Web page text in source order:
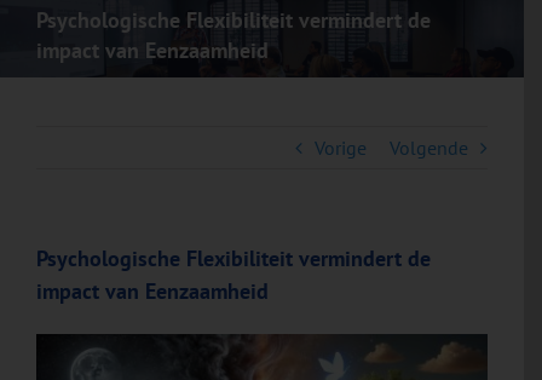
Psychologische Flexibiliteit vermindert de
impact van Eenzaamheid
Vorige Volgende
Psychologische Flexibiliteit vermindert de
impact van Eenzaamheid